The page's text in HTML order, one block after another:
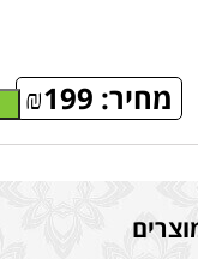
מחיר: ₪199